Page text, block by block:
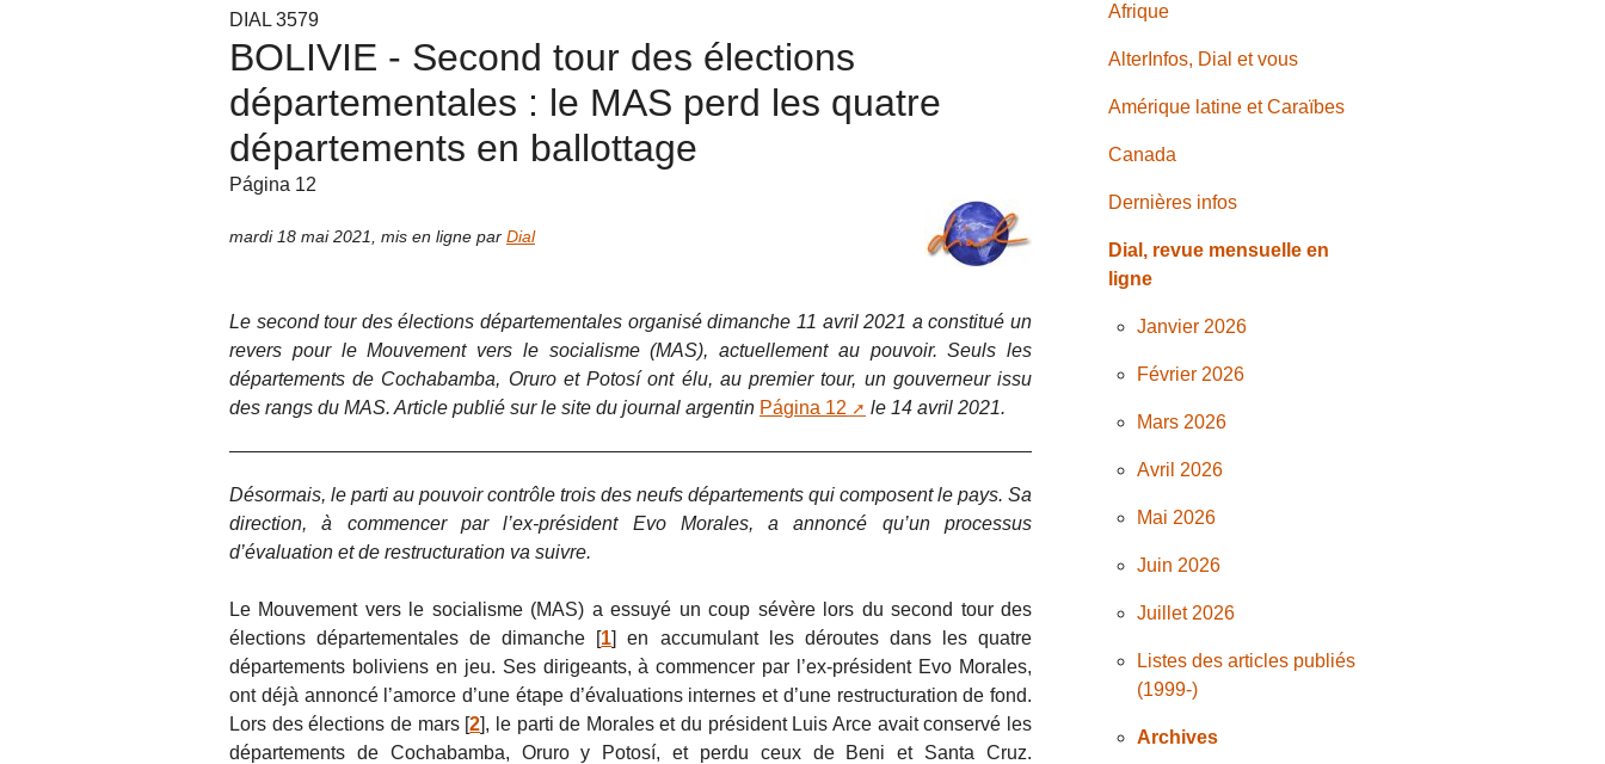
DIAL 3579
BOLIVIE - Second tour des élections
départementales : le MAS perd les quatre
départements en ballottage
Página 12
mardi 18 mai 2021 mis en ligne par Dial
Le second tour des élections départementales organisé dimanche 11 avril 2021 a constitué un
revers pour le Mouvement vers le socialisme (MAS), actuellement au pouvoir. Seuls les
départements de Cochabamba, Oruro et Potosí ont élu, au premier tour, un gouverneur issu
des rangs du MAS. Article publié sur le site du journal argentin Página 12 le 14 avril 2021.
Désormais, le parti au pouvoir contrôle trois des neufs départements qui composent le pays. Sa
direction, à commencer par l’ex-président Evo Morales, a annoncé qu’un processus
d’évaluation et de restructuration va suivre.
Le Mouvement vers le socialisme (MAS) a essuyé un coup sévère lors du second tour des
élections départementales de dimanche [1]
en accumulant les déroutes dans les quatre
départements boliviens en jeu. Ses dirigeants, à commencer par l’ex-président Evo Morales,
ont déjà annoncé l’amorce d’une étape d’évaluations internes et d’une restructuration de fond.
Lors des élections de mars[2], le parti de Morales et du président Luis Arce avait conservé les
départements de Cochabamba, Oruro y Potosí, et perdu ceux de Beni et Santa Cruz.
Afrique
AlterInfos, Dial et vous
Amérique latine et Caraïbes
Canada
Dernières infos
Dial, revue mensuelle en
ligne
Janvier 2026
Février 2026
Mars 2026
Avril 2026
Mai 2026
Juin 2026
Juillet 2026
Listes des articles publiés
(1999-)
Archives